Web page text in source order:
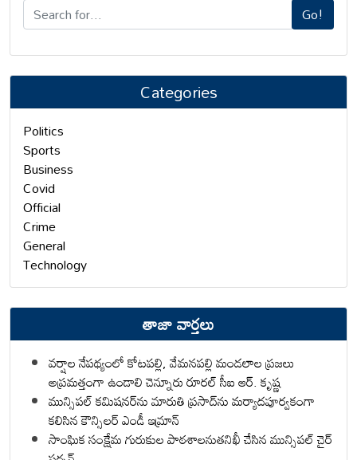
Go!
Categories
Politics
Sports
Business
Covid
Official
Crime
General
Technology
తాజా వార్తలు
వర్షాల నేపథ్యంలో కోటపల్లి, వేమనపల్లి మండలాల ప్రజలు
అప్రమత్తంగా ఉండాలి చెన్నూరు రూరల్ సీఐ ఆర్. కృష్ణ
మున్సిపల్ కమిషనర్‌ను మారుతి ప్రసాద్‌ను మర్యాదపూర్వకంగా
కలిసిన కౌన్సిలర్ ఎండీ ఇమ్రాన్ ​
సాంఘిక సంక్షేమ గురుకుల పాఠశాలనుతనిఖీ చేసిన మున్సిపల్ చైర్